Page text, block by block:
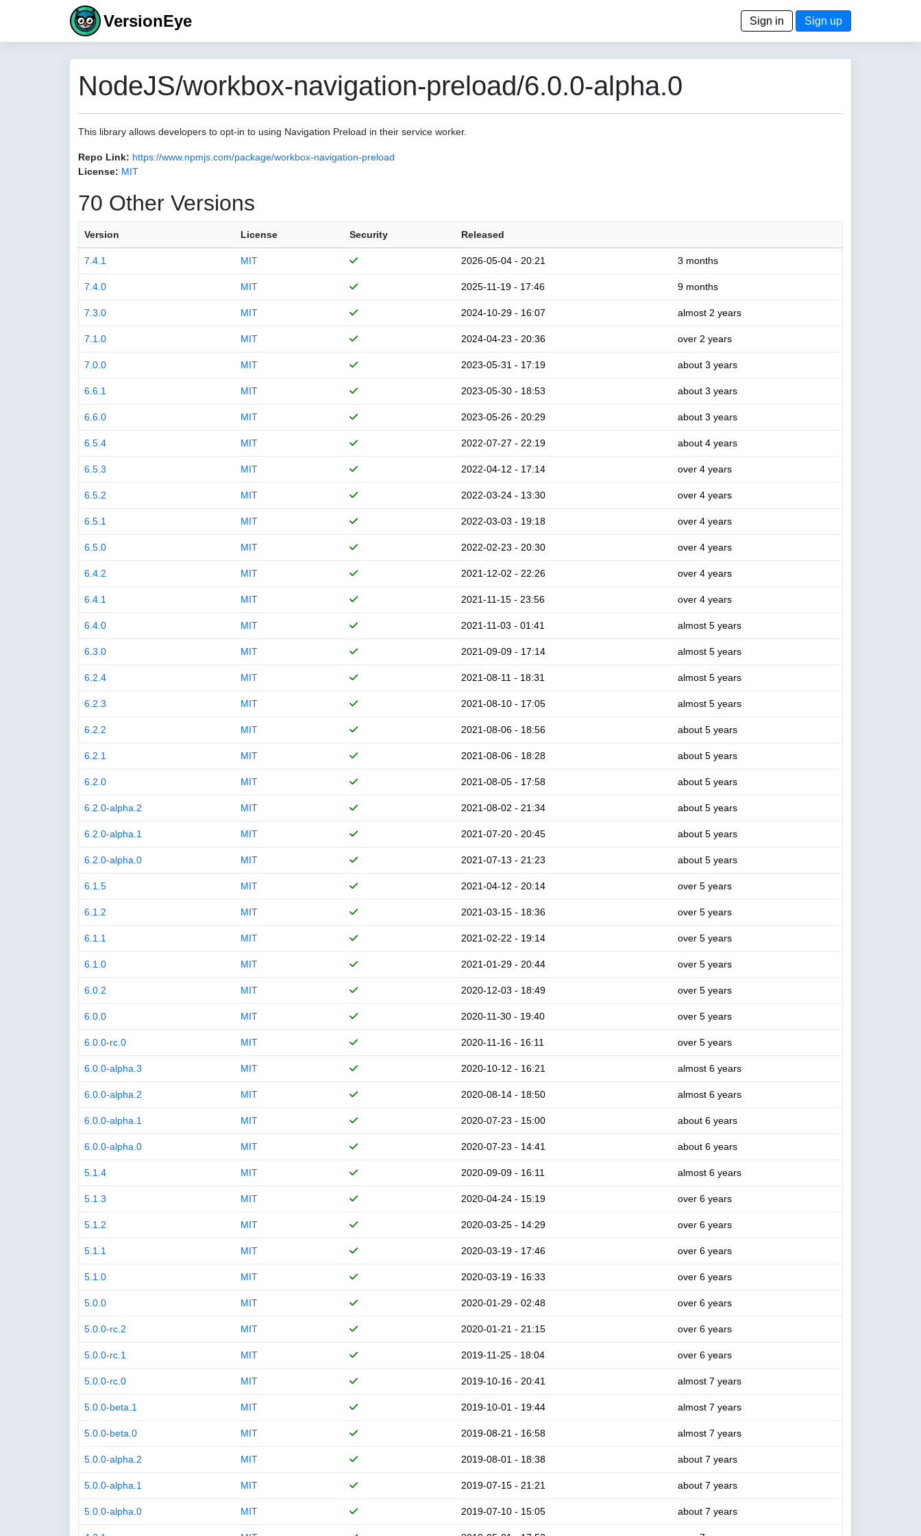
VersionEye Sign in Sign up
NodeJS/workbox-navigation-preload/6.0.0-alpha.0
This library allows developers to opt-in to using Navigation Preload in their service worker.
Repo Link: https://www.npmjs.com/package/workbox-navigation-preload
License: MIT
70 Other Versions
Version License Security Released
7.4.1 MIT 2026-05-04 - 20:21 3 months
7.4.0 MIT 2025-11-19 - 17:46 9 months
7.3.0 MIT 2024-10-29 - 16:07 almost 2 years
7.1.0 MIT 2024-04-23 - 20:36 over 2 years
7.0.0 MIT 2023-05-31 - 17:19 about 3 years
6.6.1 MIT 2023-05-30 - 18:53 about 3 years
6.6.0 MIT 2023-05-26 - 20:29 about 3 years
6.5.4 MIT 2022-07-27 - 22:19 about 4 years
6.5.3 MIT 2022-04-12 - 17:14 over 4 years
6.5.2 MIT 2022-03-24 - 13:30 over 4 years
6.5.1 MIT 2022-03-03 - 19:18 over 4 years
6.5.0 MIT 2022-02-23 - 20:30 over 4 years
6.4.2 MIT 2021-12-02 - 22:26 over 4 years
6.4.1 MIT 2021-11-15 - 23:56 over 4 years
6.4.0 MIT 2021-11-03 - 01:41 almost 5 years
6.3.0 MIT 2021-09-09 - 17:14 almost 5 years
6.2.4 MIT 2021-08-11 - 18:31 almost 5 years
6.2.3 MIT 2021-08-10 - 17:05 almost 5 years
6.2.2 MIT 2021-08-06 - 18:56 about 5 years
6.2.1 MIT 2021-08-06 - 18:28 about 5 years
6.2.0 MIT 2021-08-05 - 17:58 about 5 years
6.2.0-alpha.2 MIT 2021-08-02 - 21:34 about 5 years
6.2.0-alpha.1 MIT 2021-07-20 - 20:45 about 5 years
6.2.0-alpha.0 MIT 2021-07-13 - 21:23 about 5 years
6.1.5 MIT 2021-04-12 - 20:14 over 5 years
6.1.2 MIT 2021-03-15 - 18:36 over 5 years
6.1.1 MIT 2021-02-22 - 19:14 over 5 years
6.1.0 MIT 2021-01-29 - 20:44 over 5 years
6.0.2 MIT 2020-12-03 - 18:49 over 5 years
6.0.0 MIT 2020-11-30 - 19:40 over 5 years
6.0.0-rc.0 MIT 2020-11-16 - 16:11 over 5 years
6.0.0-alpha.3 MIT 2020-10-12 - 16:21 almost 6 years
6.0.0-alpha.2 MIT 2020-08-14 - 18:50 almost 6 years
6.0.0-alpha.1 MIT 2020-07-23 - 15:00 about 6 years
6.0.0-alpha.0 MIT 2020-07-23 - 14:41 about 6 years
5.1.4 MIT 2020-09-09 - 16:11 almost 6 years
5.1.3 MIT 2020-04-24 - 15:19 over 6 years
5.1.2 MIT 2020-03-25 - 14:29 over 6 years
5.1.1 MIT 2020-03-19 - 17:46 over 6 years
5.1.0 MIT 2020-03-19 - 16:33 over 6 years
5.0.0 MIT 2020-01-29 - 02:48 over 6 years
5.0.0-rc.2 MIT 2020-01-21 - 21:15 over 6 years
5.0.0-rc.1 MIT 2019-11-25 - 18:04 over 6 years
5.0.0-rc.0 MIT 2019-10-16 - 20:41 almost 7 years
5.0.0-beta.1 MIT 2019-10-01 - 19:44 almost 7 years
5.0.0-beta.0 MIT 2019-08-21 - 16:58 almost 7 years
5.0.0-alpha.2 MIT 2019-08-01 - 18:38 about 7 years
5.0.0-alpha.1 MIT 2019-07-15 - 21:21 about 7 years
5.0.0-alpha.0 MIT 2019-07-10 - 15:05 about 7 years